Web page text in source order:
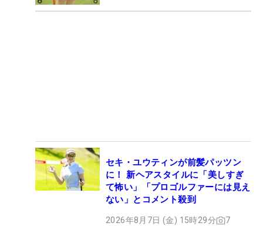
セキ・ユウティンが前髪パッツン
に！ 新ヘアスタイルに「美しすぎ
て怖い」「プロゴルファーには見え
ない」とコメント殺到
2026年8月7日 (金) 15時29分 7